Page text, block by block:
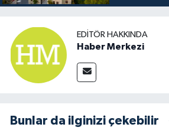
EDITÖR HAKKINDA
Haber Merkezi
Bunlar da ilginizi çekebilir